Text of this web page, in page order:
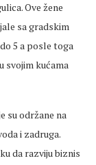
Ove žene
sa gradskim
5 a posle toga
svojim kućama
su održane na
i zadruga.
da razviju biznis